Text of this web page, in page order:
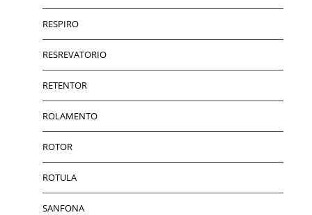
RESPIRO
RESREVATORIO
RETENTOR
ROLAMENTO
ROTOR
ROTULA
SANFONA